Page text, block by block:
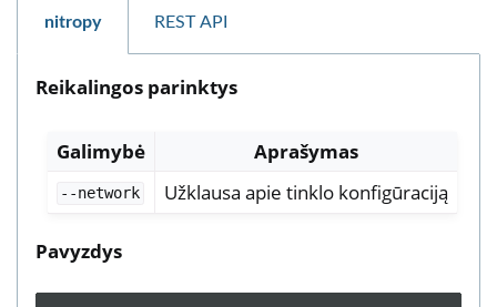
nitropy REST API
Reikalingos parinktys
Galimybė Aprašymas
--network Užklausa apie tinklo konfigūraciją
Pavyzdys